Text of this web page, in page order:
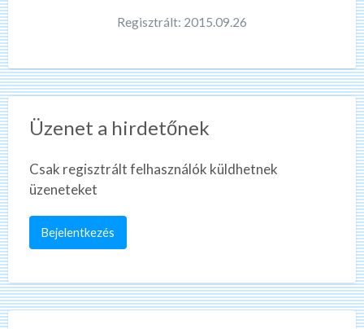
Regisztrált: 2015.09.26
Üzenet a hirdetőnek
Csak regisztrált felhasználók küldhetnek
üzeneteket
Bejelentkezés